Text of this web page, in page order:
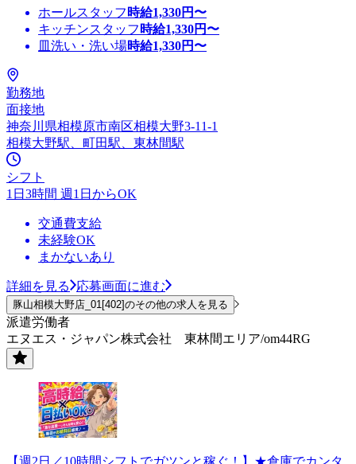
ホールスタッフ 時給1,330円〜
キッチンスタッフ 時給1,330円〜
皿洗い・洗い場時給1,330円〜
勤務地
面接地
神奈川県相模原市南区相模大野3-11-1
相模大野駅、町田駅、東林間駅
シフト
1日3時間 週1日からOK
交通費支給
未経験OK
まかないあり
詳細を見る 応募画面に進む
豚山相模大野店_01[402]のその他の求人を見る
派遣労働者
エヌエス・ジャパン株式会社 東林間エリア/om44RG
【週2日／10時間シフトでガツンと稼ぐ！】★倉庫でカンタ